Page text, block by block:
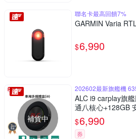
聯名卡最高回饋7%
GARMIN Varia
$6,990
補貨中
202602最新旗艦機
ALC i9 carplay旗
通八核心+128GB
變安卓機)
$6,990
券